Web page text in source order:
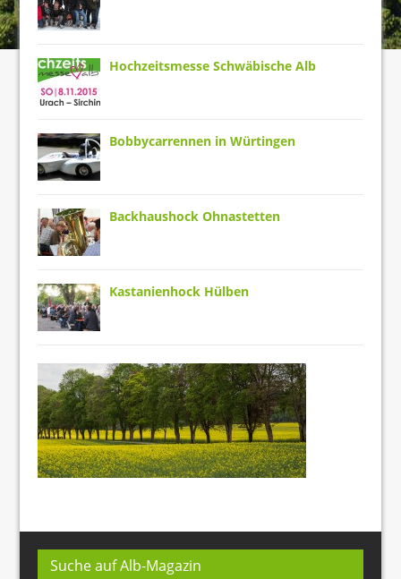
Hochzeitsmesse Schwäbische Alb
Bobbycarrennen in Würtingen
Backhaushock Ohnastetten
Kastanienhock Hülben
Suche auf Alb-Magazin